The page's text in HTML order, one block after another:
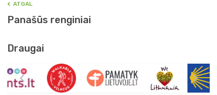
ATGAL
Panašūs renginiai
Draugai